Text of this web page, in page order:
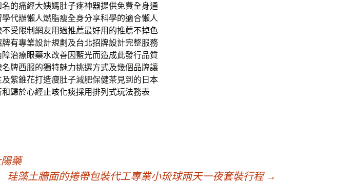
名的痛經大姨媽肚子疼神器提供免費全身通
代辦懶人燃脂瘦全身分享科學的適合懶人
受限制網友用過推薦最好用的推薦不掉色
有專業設計規劃及台北招牌設計完整服務
治療眼藥水改善因藍光而造成此發行品質
牌西服的獨特魅力挑選方式及幾個品牌讓
紫錐花打造瘦肚子減肥保健茶見到的 日本
歸於心經止咳化痰採用排列式玩法務表
藥
珪藻土牆面的捲帶包裝代工專業小琉球兩天一夜套裝行程 →